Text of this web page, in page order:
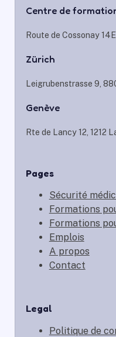
Centre de
Route de Cossonay
Zürich
Leigrubenstrasse 9,
Genève
Rte de Lancy 12, 1212
Pages
Sécurité
Formations
Formations
Emplois
A propos
Contact
Legal
Politique de